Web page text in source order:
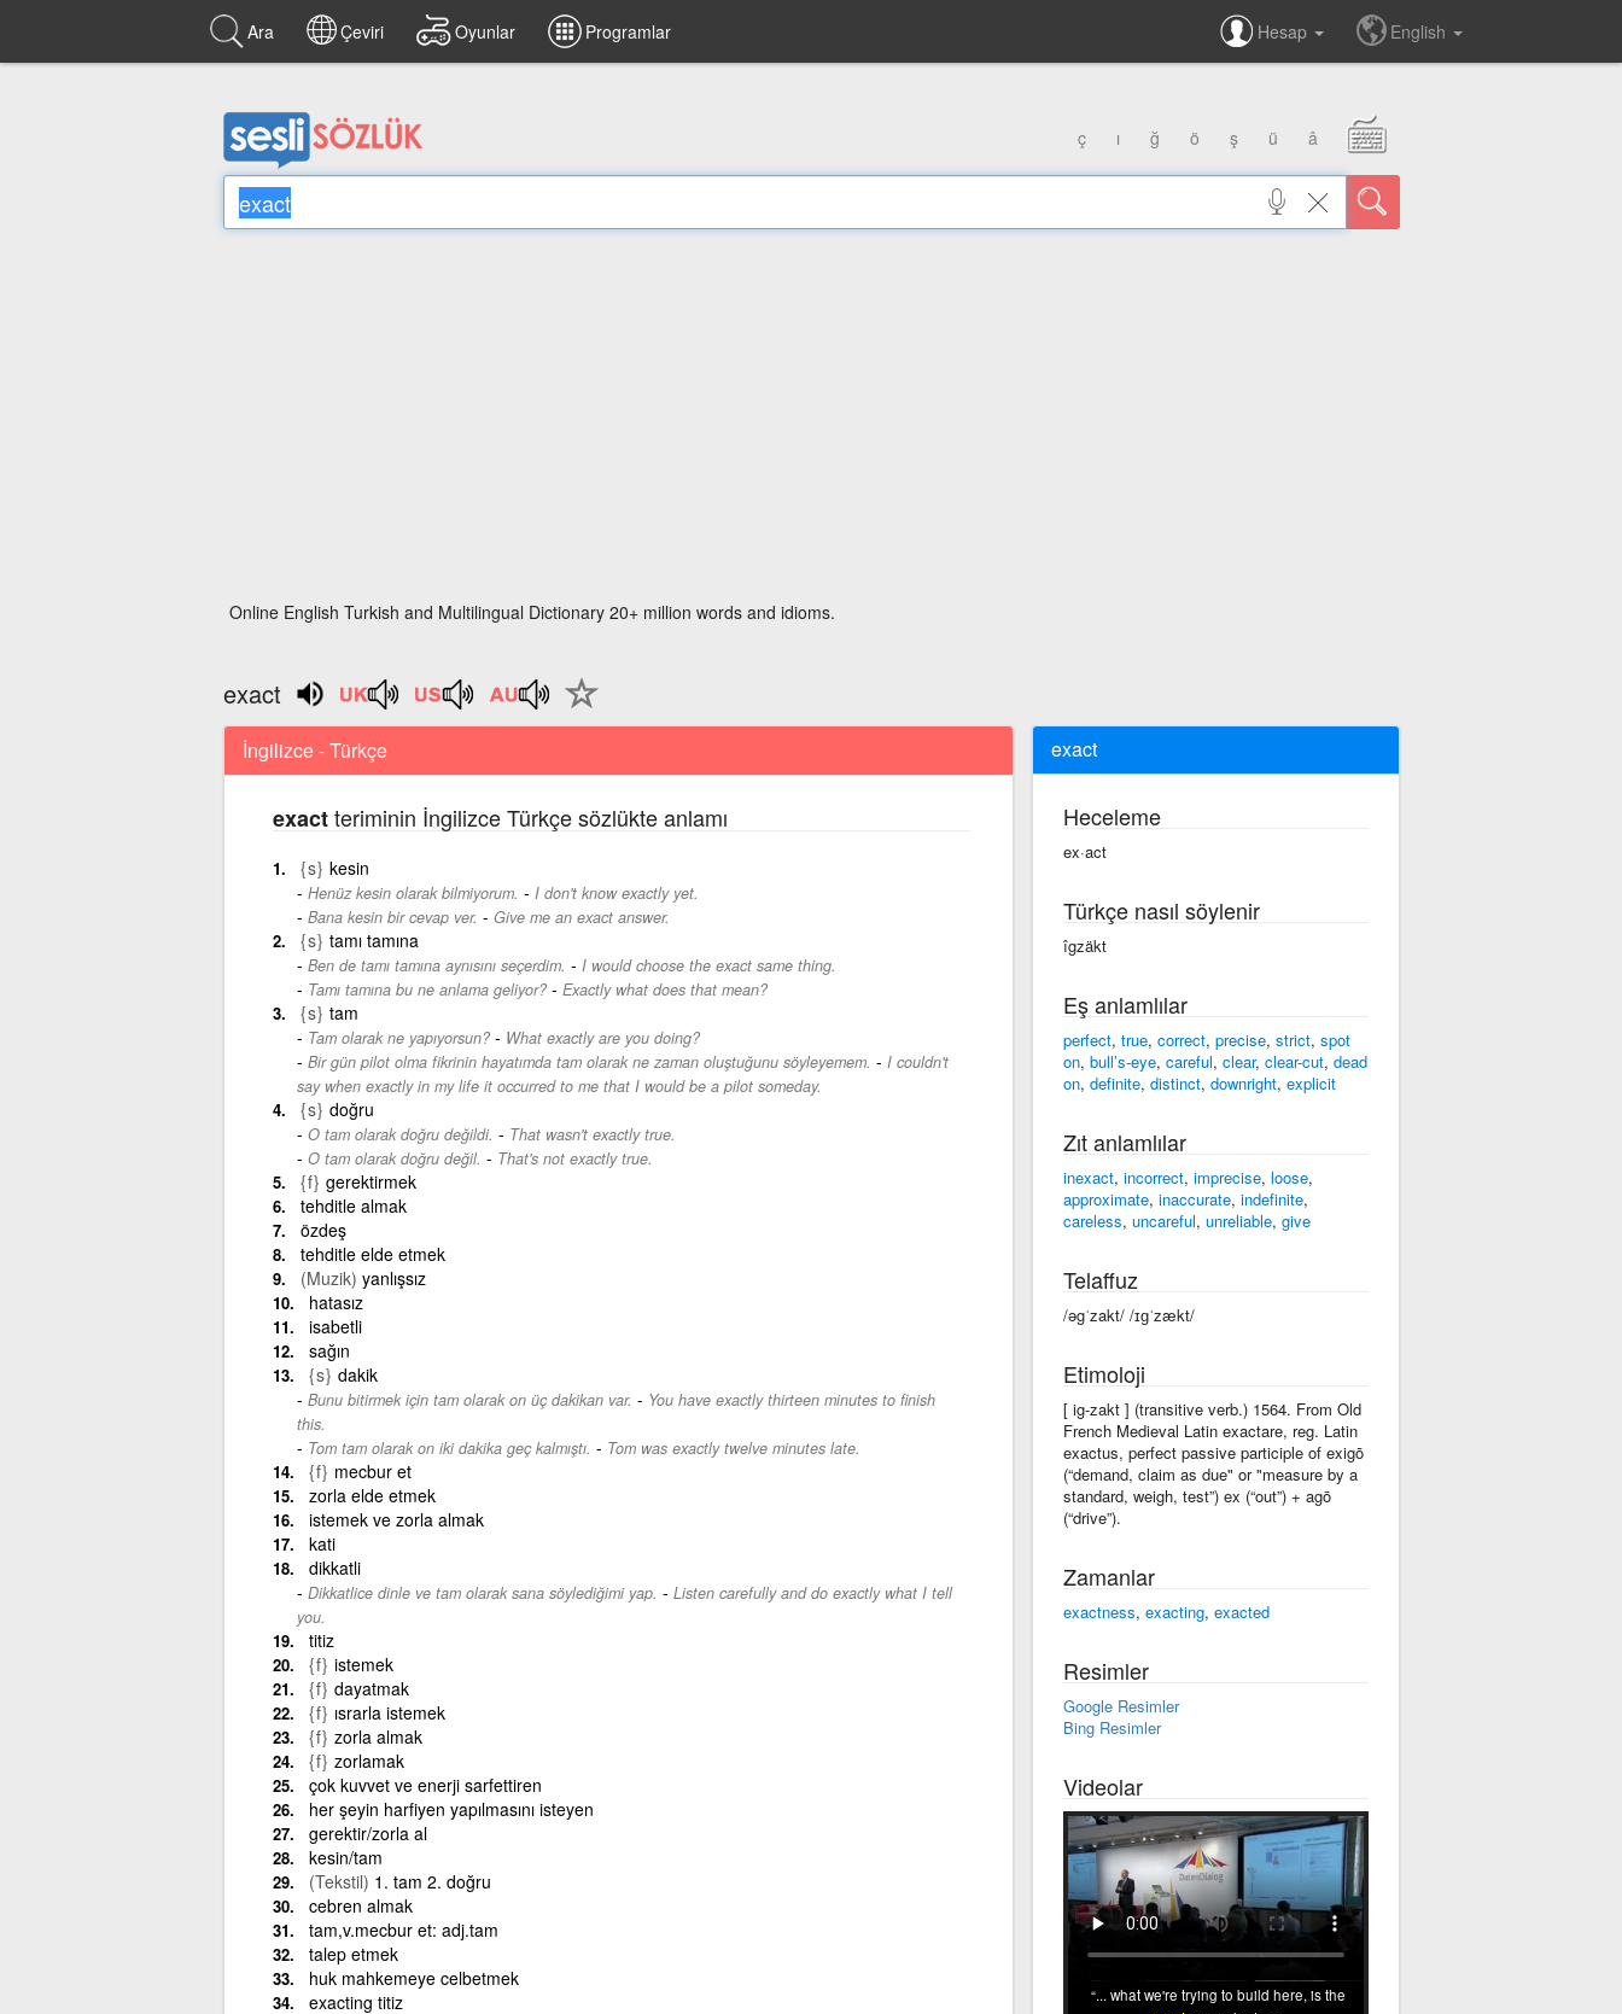
Ara Çeviri Oyunlar Programlar Hesap English
ç ı ğ ö ş ü â
Online English Turkish and Multilingual Dictionary 20+ million words and idioms.
exact
İngilizce - Türkçe
exactteriminin İngilizce Türkçe sözlükte anlamı
{s} kesin
Henüz kesin olarak bilmiyorum. - I don't know exactly yet.
Bana kesin bir cevap ver. - Give me an exact answer.
{s} tamı tamına
Ben de tamı tamına aynısını seçerdim. - I would choose the exact same thing.
Tamı tamına bu ne anlama geliyor?- Exactly what does that mean?
{s} tam
Tam olarak ne yapıyorsun?- What exactly are you doing?
Bir gün pilot olma fikrinin hayatımda tam olarak ne zaman oluştuğunu söyleyemem. - I couldn't
say when exactly in my life it occurred to me that I would be a pilot someday.
{s} doğru
O tam olarak doğru değildi. - That wasn't exactly true.
O tam olarak doğru değil. - That's not exactly true.
{f} gerektirmek
tehditle almak
özdeş
tehditle elde etmek
(Muzik) yanlışsız
hatasız
isabetli
sağın
{s} dakik
Bunu bitirmek için tam olarak on üç dakikan var. - You have exactly thirteen minutes to finish
this.
Tom tam olarak on iki dakika geç kalmıştı. - Tom was exactly twelve minutes late.
{f} mecbur et
zorla elde etmek
istemek ve zorla almak
kati
dikkatli
Dikkatlice dinle ve tam olarak sana söylediğimi yap. - Listen carefully and do exactly what I tell
you.
titiz
{f} istemek
{f} dayatmak
{f} ısrarla istemek
{f} zorla almak
{f} zorlamak
çok kuvvet ve enerji sarfettiren
her şeyin harfiyen yapılmasını isteyen
gerektir/zorla al
kesin/tam
(Tekstil) 1. tam 2. doğru
cebren almak
tam,v.mecbur et: adj.tam
talep etmek
huk mahkemeye celbetmek
exacting titiz
exact
Heceleme
ex·act
Türkçe nasıl söylenir
îgzäkt
Eş anlamlılar
perfect, true, correct, precise, strict, spot
on, bull’s-eye, careful, clear, clear-cut, dead
on, definite, distinct, downright, explicit
Zıt anlamlılar
inexact, incorrect, imprecise, loose,
approximate, inaccurate, indefinite,
careless, uncareful, unreliable, give
Telaffuz
/əgˈzakt/ /ɪɡˈzækt/
Etimoloji
[ ig-zakt ] (transitive verb.) 1564. From Old
French Medieval Latin exactare, reg. Latin
exactus, perfect passive participle of exigō
(“demand, claim as due" or "measure by a
standard, weigh, test”) ex (“out”) + agō
(“drive”).
Zamanlar
exactness, exacting, exacted
Resimler
Google Resimler
Bing Resimler
Videolar
... what we're trying to build here, is the